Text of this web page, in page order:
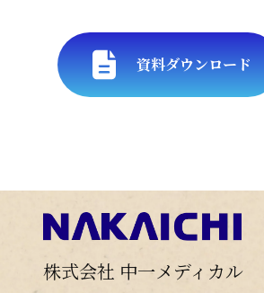
資料ダウンロード
株式会社 中一メディカル